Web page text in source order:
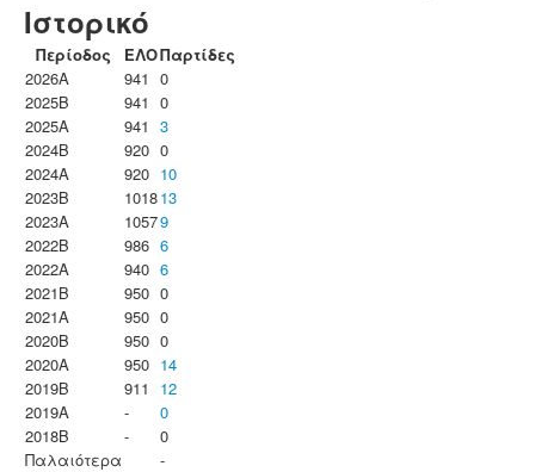
Ιστορικό
Περίοδος ΕΛΟΠαρτίδες
2026A
941 0
2025B
941 0
2025A
941 3
2024B
920 0
2024A
920 10
2023B
101813
2023Α
10579
2022B
986 6
2022A
940 6
2021B
950 0
2021A
950 0
2020B
950 0
2020A
950 14
2019B
911
12
2019A
-
0
2018B
-
0
Παλαιότερα
-